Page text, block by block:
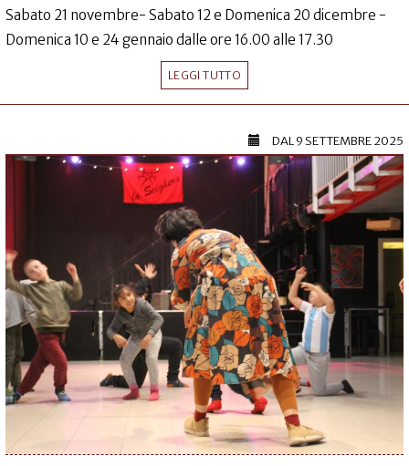
Sabato 21 novembre- Sabato 12 e Domenica 20 dicembre -
Domenica 10 e 24 gennaio dalle ore 16.00 alle 17.30
LEGGI TUTTO
DAL9 SETTEMBRE 2025